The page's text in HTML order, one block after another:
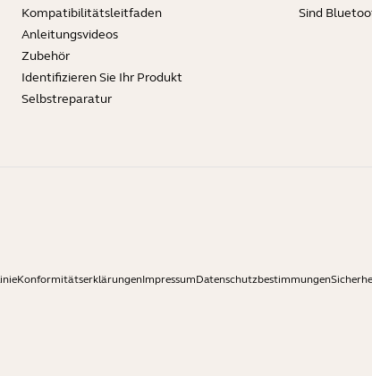
Kompatibilitätsleitfaden
Anleitungsvideos
Zubehör
Identifizieren Sie Ihr Produkt
Selbstreparatur
Sind
KonformitätserklärungenImpressumDatenschutzbestimmungen